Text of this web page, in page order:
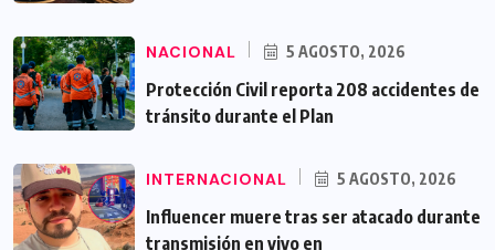
NACIONAL 5 AGOSTO, 2026
Protección Civil reporta 208 accidentes de
tránsito durante el Plan
INTERNACIONAL 5 AGOSTO, 2026
Influencer muere tras ser atacado durante
transmisión en vivo en